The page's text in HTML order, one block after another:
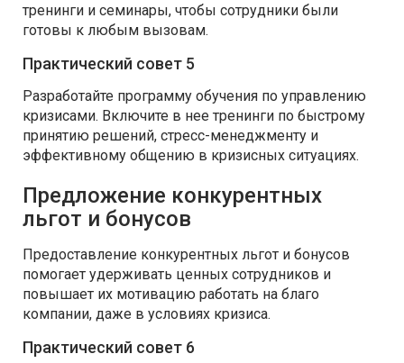
тренинги и семинары, чтобы сотрудники были
готовы к любым вызовам.
Практический совет 5
Разработайте программу обучения по управлению
кризисами. Включите в нее тренинги по быстрому
принятию решений, стресс-менеджменту и
эффективному общению в кризисных ситуациях.
Предложение конкурентных
льгот и бонусов
Предоставление конкурентных льгот и бонусов
помогает удерживать ценных сотрудников и
повышает их мотивацию работать на благо
компании, даже в условиях кризиса.
Практический совет 6